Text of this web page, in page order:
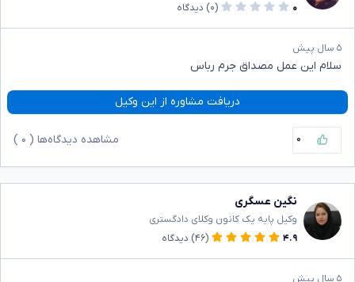
۰
(۰) دیدگاه
۵ سال پیش
سلام این عمل مصداق جرم رباس
دریافت مشاوره از این وکیل
۰ مشاهده دیدگاه‌ها ( ۰
نگین عسگری
وکیل پایه یک کانون وکلای دادگستری
۴.۹
(۴۶) دیدگاه
۵ سال پیش